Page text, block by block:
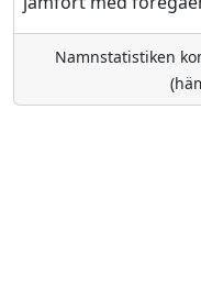
Namnstatistiken